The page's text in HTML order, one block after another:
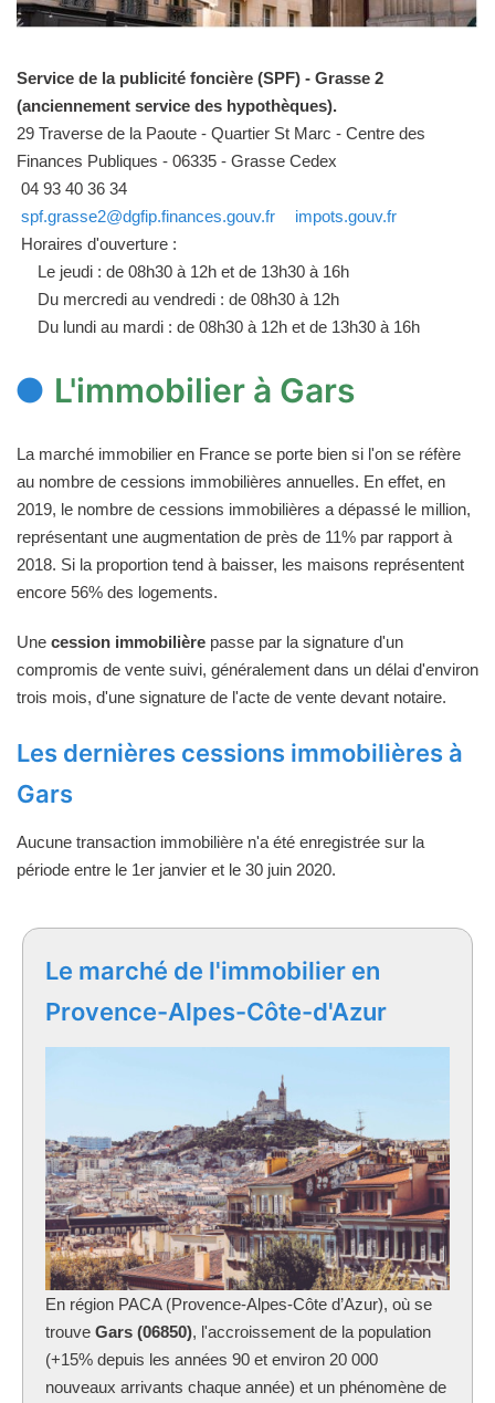
Service de la publicité foncière (SPF) - Grasse 2
(anciennement service des hypothèques).
29 Traverse de la Paoute - Quartier St Marc - Centre des
Finances Publiques - 06335 - Grasse Cedex
04 93 40 36 34
spf.grasse2@dgfip.finances.gouv.fr
impots.gouv.fr
Horaires d'ouverture :
Le jeudi : de 08h30 à 12h et de 13h30 à 16h
Du mercredi au vendredi : de 08h30 à 12h
Du lundi au mardi : de 08h30 à 12h et de 13h30 à 16h
L'immobilier à Gars
La marché immobilier en France se porte bien si l'on se réfère
au nombre de cessions immobilières annuelles. En effet, en
2019, le nombre de cessions immobilières a dépassé le million,
représentant une augmentation de près de 11% par rapport à
2018. Si la proportion tend à baisser, les maisons représentent
encore 56% des logements.
Une cession immobilière passe par la signature d'un
compromis de vente suivi, généralement dans un délai d'environ
trois mois, d'une signature de l'acte de vente devant notaire.
Les dernières cessions immobilières à
Gars
Aucune transaction immobilière n'a été enregistrée sur la
période entre le 1er janvier et le 30 juin 2020.
Le marché de l'immobilier en
Provence-Alpes-Côte-d'Azur
En région PACA (Provence-Alpes-Côte d’Azur), où se
trouve Gars (06850), l'accroissement de la population
(+15% depuis les années 90 et environ 20 000
nouveaux arrivants chaque année) et un phénomène de